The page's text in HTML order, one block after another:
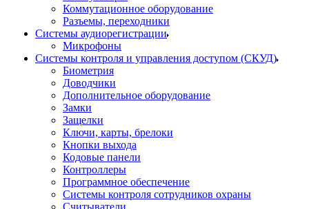
Коммутационное оборудование
Разъемы, переходники
Системы аудиорегистрации
Микрофоны
Системы контроля и управления доступом (СКУД)
Биометрия
Доводчики
Дополнительное оборудование
Замки
Защелки
Ключи, карты, брелоки
Кнопки выхода
Кодовые панели
Контроллеры
Программное обеспечение
Системы контроля сотрудников охраны
Считыватели